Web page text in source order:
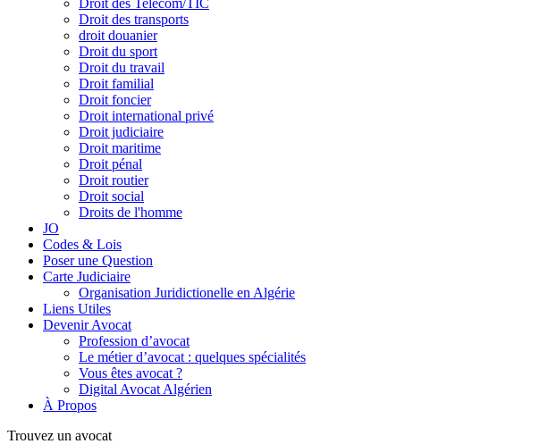
Droit des Telecom/TIC
Droit des transports
droit douanier
Droit du sport
Droit du travail
Droit familial
Droit foncier
Droit international privé
Droit judiciaire
Droit maritime
Droit pénal
Droit routier
Droit social
Droits de l'homme
JO
Codes & Lois
Poser une Question
Carte Judiciaire
Organisation Juridictionelle en Algérie
Liens Utiles
Devenir Avocat
Profession d’avocat
Le métier d’avocat : quelques spécialités
Vous êtes avocat ?
Digital Avocat Algérien
À Propos
Trouvez un avocat